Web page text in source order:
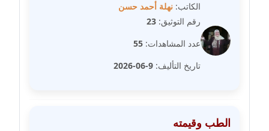
مدونة رشا السعدي
عاملة
مدونة رشا شمس الدين
عاملة
الكاتب: نهلة أحمد حسن
رقم التوثيق: 23
عدد المشاهدات: 55
تاريخ التأليف: 9-06-2026
الطب وقيمته